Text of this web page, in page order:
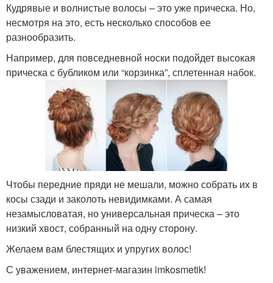
Кудрявые и волнистые волосы – это уже прическа. Но,
несмотря на это, есть несколько способов ее
разнообразить.
Например, для повседневной носки подойдет высокая
прическа с бубликом или “корзинка”, сплетенная набок.
Чтобы передние пряди не мешали, можно собрать их в
косы сзади и заколоть невидимками. А самая
незамысловатая, но универсальная прическа – это
низкий хвост, собранный на одну сторону.
Желаем вам блестящих и упругих волос!
С уважением, интернет-магазин imkosmetik!